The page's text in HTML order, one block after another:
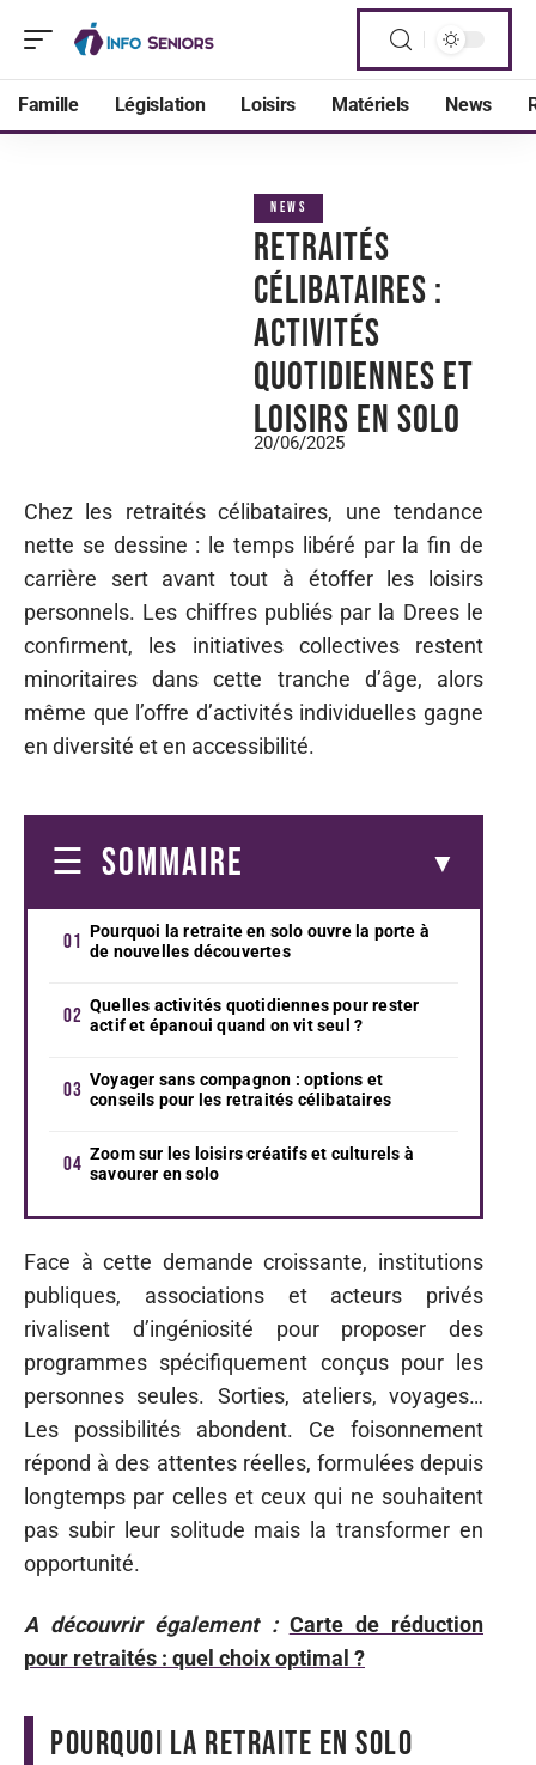
Famille Législation Loisirs Matériels News
NEWS
Retraités
célibataires :
Activités
quotidiennes et
loisirs en solo
20/06/2025
Chez les retraités célibataires, une tendance
nette se dessine : le temps libéré par la fin de
carrière sert avant tout à étoffer les loisirs
personnels. Les chiffres publiés par la Drees le
confirment, les initiatives collectives restent
minoritaires dans cette tranche d’âge, alors
même que l’offre d’activités individuelles gagne
en diversité et en accessibilité.
SOMMAIRE
Pourquoi la retraite en solo ouvre la porte à
de nouvelles découvertes
Quelles activités quotidiennes pour rester
actif et épanoui quand on vit seul ?
Voyager sans compagnon : options et
conseils pour les retraités célibataires
Zoom sur les loisirs créatifs et culturels à
savourer en solo
Face à cette demande croissante, institutions
publiques, associations et acteurs privés
rivalisent d’ingéniosité pour proposer des
programmes spécifiquement conçus pour les
personnes seules. Sorties, ateliers, voyages…
Les possibilités abondent. Ce foisonnement
répond à des attentes réelles, formulées depuis
longtemps par celles et ceux qui ne souhaitent
pas subir leur solitude mais la transformer en
opportunité.
A découvrir également : Carte de réduction
pour retraités : quel choix optimal ?
Pourquoi la retraite en solo